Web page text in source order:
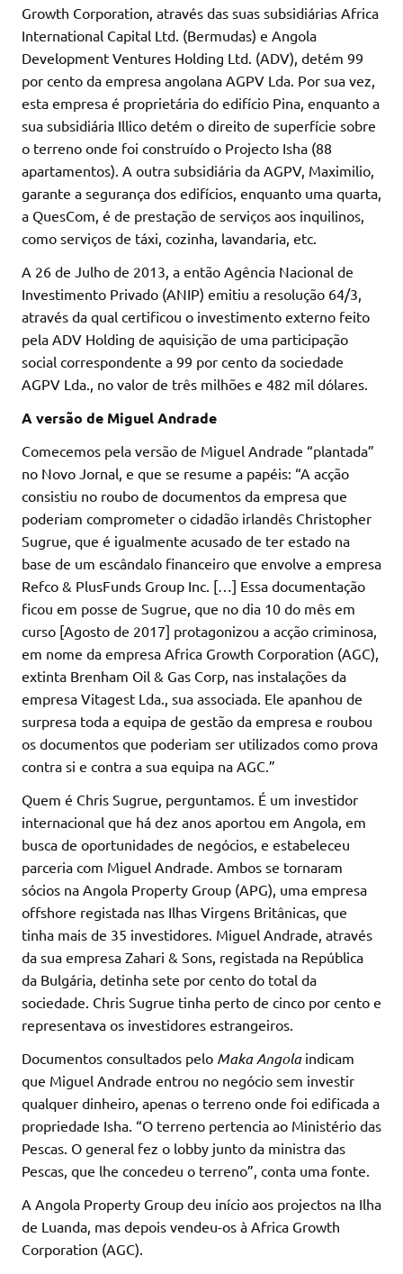
Growth Corporation, através das suas subsidiárias Africa
International Capital Ltd. (Bermudas) e Angola
Development Ventures Holding Ltd. (ADV), detém 99
por cento da empresa angolana AGPV Lda. Por sua vez,
esta empresa é proprietária do edifício Pina, enquanto a
sua subsidiária Illico detém o direito de superfície sobre
o terreno onde foi construído o Projecto Isha (88
apartamentos). A outra subsidiária da AGPV, Maximilio,
garante a segurança dos edifícios, enquanto uma quarta,
a QuesCom, é de prestação de serviços aos inquilinos,
como serviços de táxi, cozinha, lavandaria, etc.
A 26 de Julho de 2013, a então Agência Nacional de
Investimento Privado (ANIP) emitiu a resolução 64/3,
através da qual certificou o investimento externo feito
pela ADV Holding de aquisição de uma participação
social correspondente a 99 por cento da sociedade
AGPV Lda., no valor de três milhões e 482 mil dólares.
A versão de Miguel Andrade
Comecemos pela versão de Miguel Andrade “plantada”
no Novo Jornal, e que se resume a papéis: “A acção
consistiu no roubo de documentos da empresa que
poderiam comprometer o cidadão irlandês Christopher
Sugrue, que é igualmente acusado de ter estado na
base de um escândalo financeiro que envolve a empresa
Refco & PlusFunds Group Inc. […] Essa documentação
ficou em posse de Sugrue, que no dia 10 do mês em
curso [Agosto de 2017] protagonizou a acção criminosa,
em nome da empresa Africa Growth Corporation (AGC),
extinta Brenham Oil & Gas Corp, nas instalações da
empresa Vitagest Lda., sua associada. Ele apanhou de
surpresa toda a equipa de gestão da empresa e roubou
os documentos que poderiam ser utilizados como prova
contra si e contra a sua equipa na AGC.”
Quem é Chris Sugrue, perguntamos. É um investidor
internacional que há dez anos aportou em Angola, em
busca de oportunidades de negócios, e estabeleceu
parceria com Miguel Andrade. Ambos se tornaram
sócios na Angola Property Group (APG), uma empresa
offshore registada nas Ilhas Virgens Britânicas, que
tinha mais de 35 investidores. Miguel Andrade, através
da sua empresa Zahari & Sons, registada na República
da Bulgária, detinha sete por cento do total da
sociedade. Chris Sugrue tinha perto de cinco por cento e
representava os investidores estrangeiros.
Documentos consultados pelo Maka Angolaindicam
que Miguel Andrade entrou no negócio sem investir
qualquer dinheiro, apenas o terreno onde foi edificada a
propriedade Isha. “O terreno pertencia ao Ministério das
Pescas. O general fez o lobby junto da ministra das
Pescas, que lhe concedeu o terreno”, conta uma fonte.
A Angola Property Group deu início aos projectos na Ilha
de Luanda, mas depois vendeu-os à Africa Growth
Corporation (AGC).